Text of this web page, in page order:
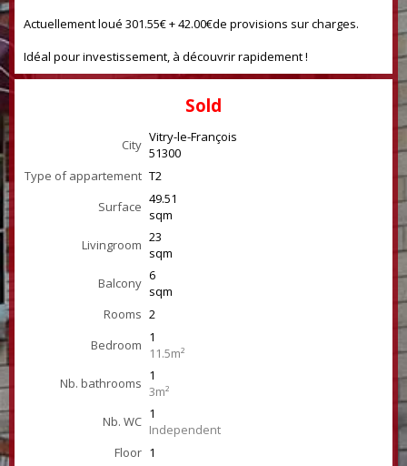
Actuellement loué 301.55€ + 42.00€de provisions sur charges.
Idéal pour investissement, à découvrir rapidement !
Sold
City Vitry-le-François
51300
Type of appartement T2
Surface 49.51
sqm
Livingroom 23
sqm
Balcony 6
sqm
Rooms 2
Bedroom 1
11.5m²
Nb. bathrooms 1
3m²
Nb. WC 1
Independent
Floor 1